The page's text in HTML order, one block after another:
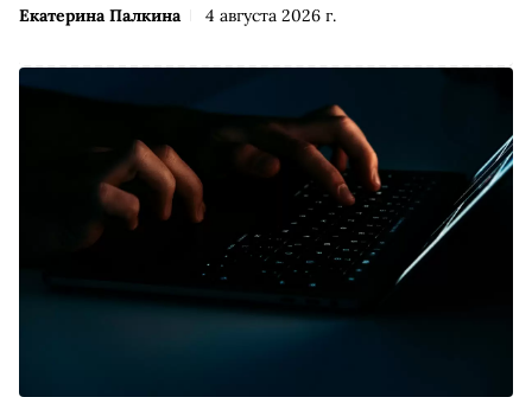
Екатерина Палкина 4 августа 2026 г.